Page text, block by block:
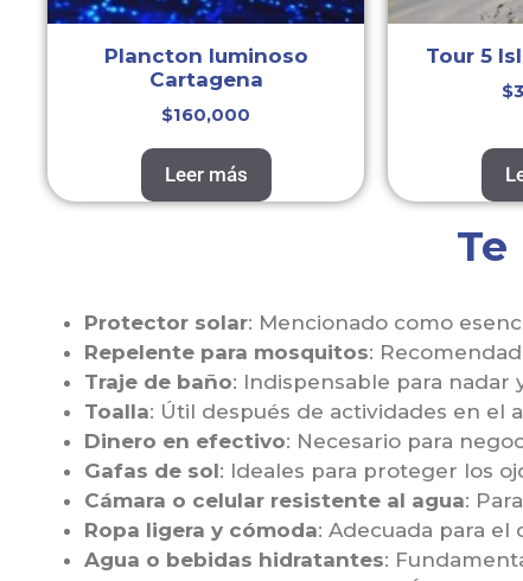
Plancton luminoso
Cartagena
$160,000
Leer más
Tour 5
$
Protector solar: Mencionado como
Repelente para mosquitos:
Traje de baño: Indispensable para nadar
Toalla: Útil después de actividades en el
Dinero en efectivo: Necesario para
Gafas de sol: Ideales para proteger los
Cámara o celular resistente al agua:
Ropa ligera y cómoda: Adecuada para el
Agua o bebidas hidratantes: